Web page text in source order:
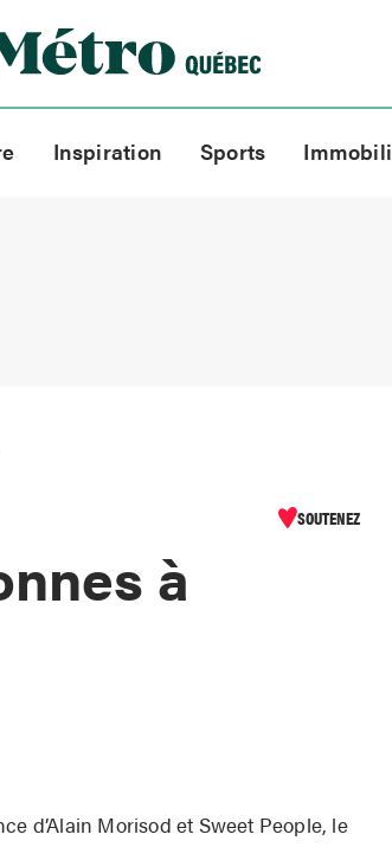
Inspiration Sports
SOUTENEZ
à
d’Alain Morisod et Sweet People, le